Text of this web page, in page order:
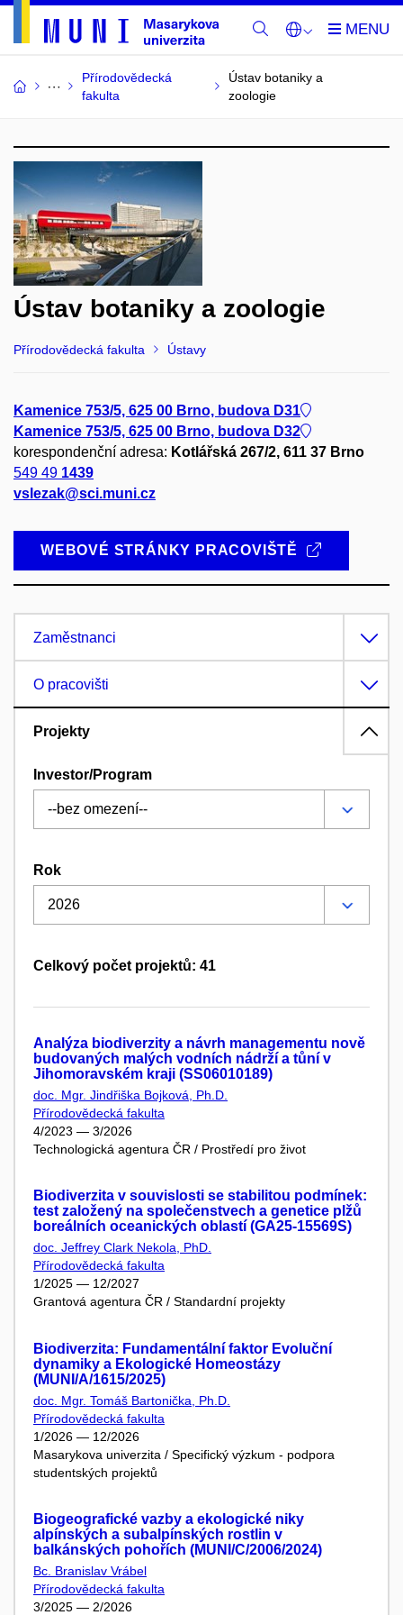
Přírodovědecká
fakulta
Ústav botaniky a
zoologie
Ústav botaniky a zoologie
Přírodovědecká fakulta Ústavy
Kamenice 753/5, 625 00 Brno, budova D31
Kamenice 753/5, 625 00 Brno, budova D32
korespondenční adresa: Kotlářská 267/2, 611 37 Brno
549 49 1439
vslezak@sci.muni.cz
WEBOVÉ STRÁNKY PRACOVIŠTĚ
Zaměstnanci
O pracovišti
Projekty
Investor/Program
Rok
Celkový počet projektů: 41
Analýza biodiverzity a návrh managementu nově
budovaných malých vodních nádrží a tůní v
Jihomoravském kraji (SS06010189)
doc. Mgr. Jindřiška Bojková, Ph.D.
Přírodovědecká fakulta
4/2023 — 3/2026
Technologická agentura ČR / Prostředí pro život
Biodiverzita v souvislosti se stabilitou podmínek:
test založený na společenstvech a genetice plžů
boreálních oceanických oblastí (GA25-15569S)
doc. Jeffrey Clark Nekola, PhD.
Přírodovědecká fakulta
1/2025 — 12/2027
Grantová agentura ČR / Standardní projekty
Biodiverzita: Fundamentální faktor Evoluční
dynamiky a Ekologické Homeostázy
(MUNI/A/1615/2025)
doc. Mgr. Tomáš Bartonička, Ph.D.
Přírodovědecká fakulta
1/2026 — 12/2026
Masarykova univerzita / Specifický výzkum - podpora
studentských projektů
Biogeografické vazby a ekologické niky
alpínských a subalpínských rostlin v
balkánských pohořích (MUNI/C/2006/2024)
Bc. Branislav Vrábel
Přírodovědecká fakulta
3/2025 — 2/2026